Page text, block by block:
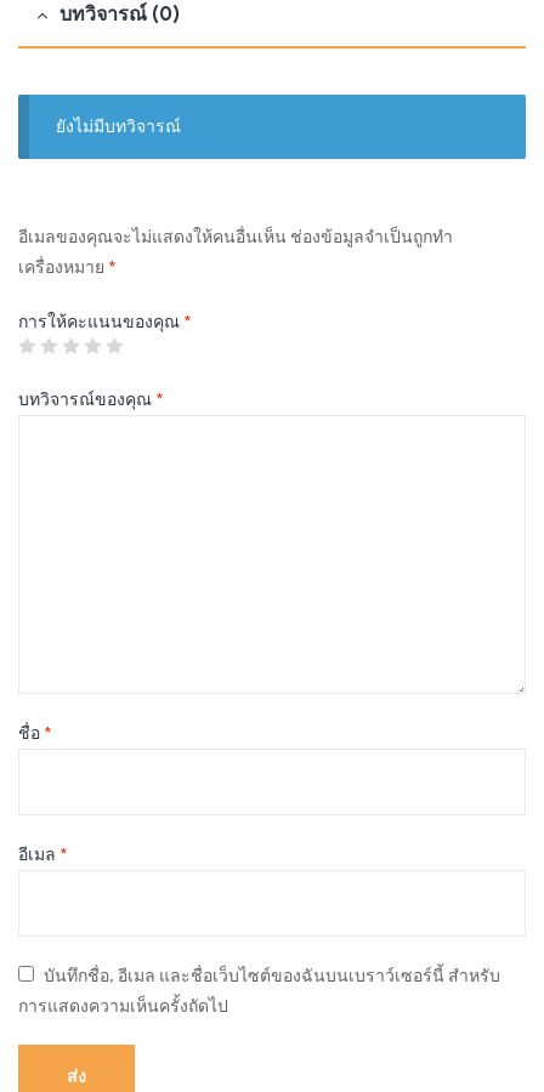
บทวิจารณ์ (0)
ยังไม่มีบทวิจารณ์
อีเมลของคุณจะไม่แสดงให้คนอื่นเห็น ช่องข้อมูลจำเป็นถูกทำ
เครื่องหมาย *
การให้คะแนนของคุณ *
บทวิจารณ์ของคุณ *
ชื่อ *
อีเมล *
บันทึกชื่อ, อีเมล และชื่อเว็บไซต์ของฉันบนเบราว์เซอร์นี้ สำหรับ
การแสดงความเห็นครั้งถัดไป